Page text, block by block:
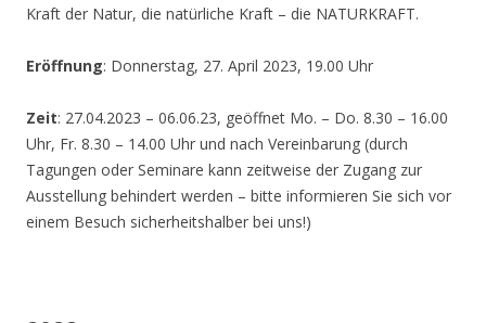
Kraft der Natur, die natürliche Kraft – die NATURKRAFT.
Eröffnung: Donnerstag, 27. April 2023, 19.00 Uhr
Zeit: 27.04.2023 – 06.06.23, geöffnet Mo. – Do. 8.30 – 16.00
Uhr, Fr. 8.30 – 14.00 Uhr und nach Vereinbarung (durch
Tagungen oder Seminare kann zeitweise der Zugang zur
Ausstellung behindert werden – bitte informieren Sie sich vor
einem Besuch sicherheitshalber bei uns!)